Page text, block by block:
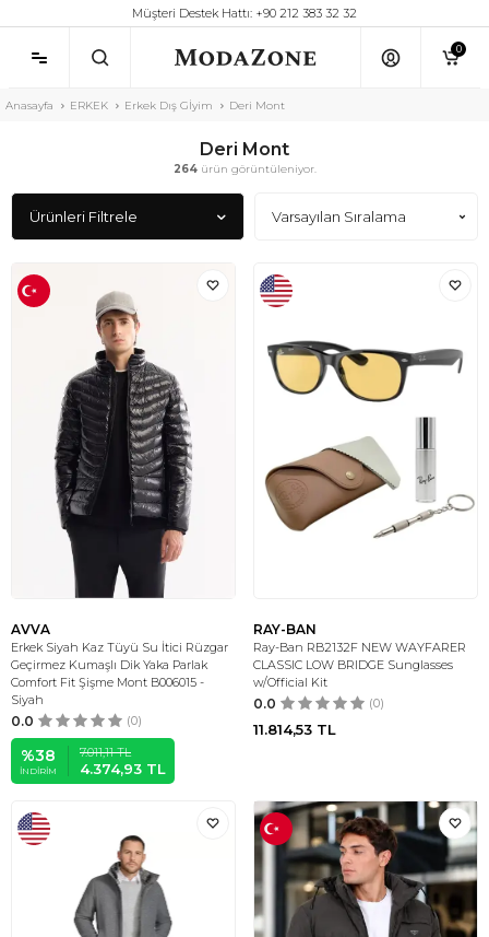
Müşteri Destek Hattı: +90 212 383 32 32
0
Anasayfa ERKEK Erkek Dış Gİyim Deri Mont
Deri Mont
264ürün görüntüleniyor.
Ürünleri Filtrele
AVVA
Erkek Siyah Kaz Tüyü Su İtici Rüzgar
Geçirmez Kumaşlı Dik Yaka Parlak
Comfort Fit Şişme Mont B006015 -
Siyah
0.0 (0)
%38
İNDIRIM
7.011,11TL
4.374,93 TL
RAY-BAN
Ray-Ban RB2132F NEW WAYFARER
CLASSIC LOW BRIDGE Sunglasses
w/Official Kit
0.0 (0)
11.814,53 TL